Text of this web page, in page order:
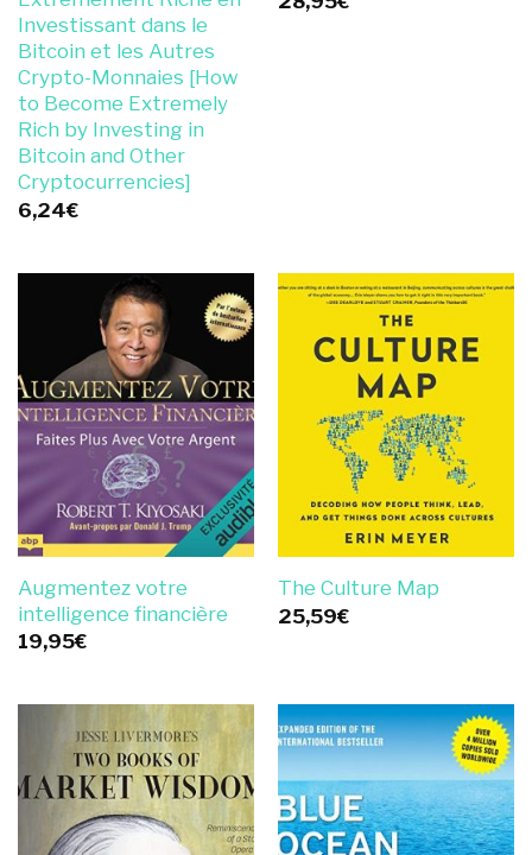
Investissant dans le
Bitcoin et les Autres
Crypto-Monnaies [How
to Become Extremely
Rich by Investing in
Bitcoin and Other
Cryptocurrencies]
6,24€
Augmentez votre
intelligence financière
19,95€
The Culture Map
25,59€